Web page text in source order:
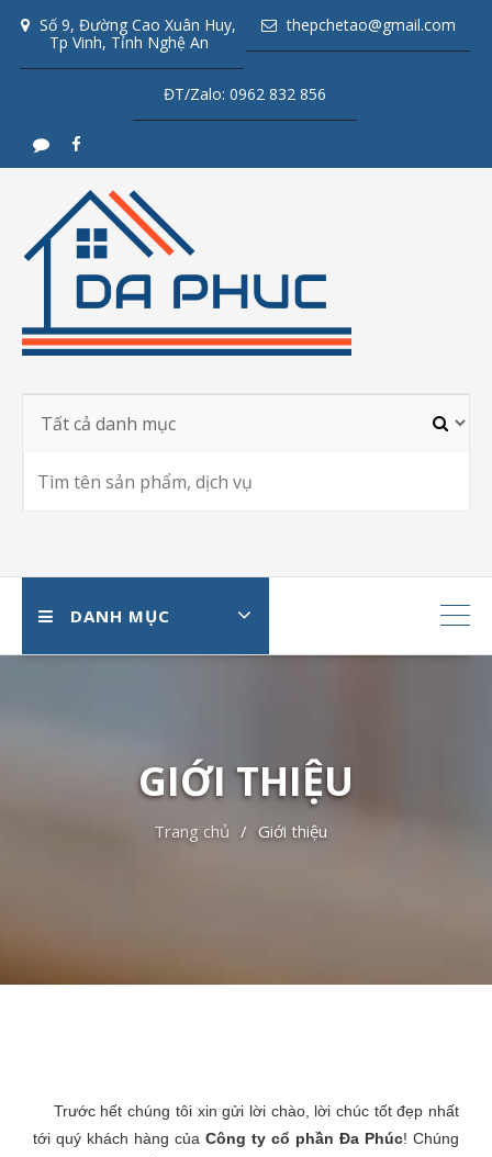
Số 9, Đường Cao Xuân Huy,
Tp Vinh, Tỉnh Nghệ An
thepchetao@gmail.com
ĐT/Zalo: 0962 832 856
DANH MỤC
GIỚI THIỆU
Trang chủ Giới thiệu
Trước hết chúng tôi xin gửi lời chào, lời chúc tốt đẹp nhất
tới quý khách hàng của Công ty cổ phần Đa Phúc! Chúng